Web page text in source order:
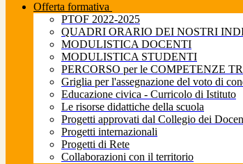
Offerta formativa
PTOF 2022-2025
QUADRI ORARIO DEI NOSTRI
MODULISTICA DOCENTI
MODULISTICA STUDENTI
PERCORSO per le COMPETENZE
Griglia per l'assegnazione del voto di
Educazione civica - Curricolo di Istituto
Le risorse didattiche della scuola
Progetti approvati dal Collegio dei
Progetti internazionali
Progetti di Rete
Collaborazioni con il territorio